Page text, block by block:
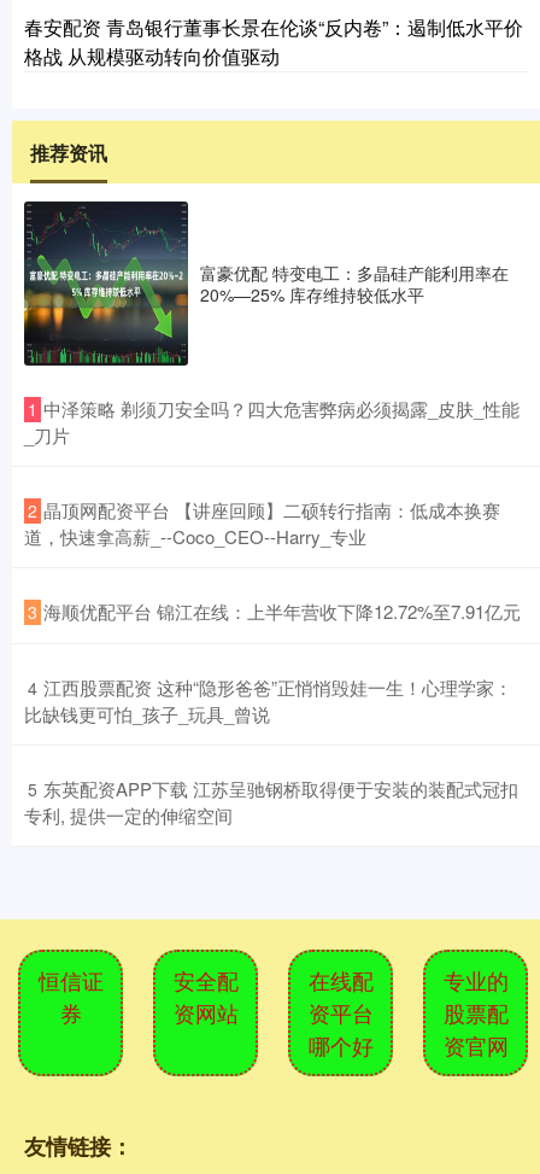
春安配资 青岛银行董事长景在伦谈“反内卷”：遏制低水平价
格战 从规模驱动转向价值驱动
推荐资讯
富豪优配 特变电工：多晶硅产能利用率在
20%—25% 库存维持较低水平
1 ​中泽策略 剃须刀安全吗？四大危害弊病必须揭露_皮肤_性能
_刀片
2 ​晶顶网配资平台 【讲座回顾】二硕转行指南：低成本换赛
道，快速拿高薪_--Coco_CEO--Harry_专业
3 ​海顺优配平台 锦江在线：上半年营收下降12.72%至7.91亿元
4 ​江西股票配资 这种“隐形爸爸”正悄悄毁娃一生！心理学家：
比缺钱更可怕_孩子_玩具_曾说
5 ​东英配资APP下载 江苏呈驰钢桥取得便于安装的装配式冠扣
专利, 提供一定的伸缩空间
恒信证
券
安全配
资网站
在线配
资平台
哪个好
专业的
股票配
资官网
友情链接：